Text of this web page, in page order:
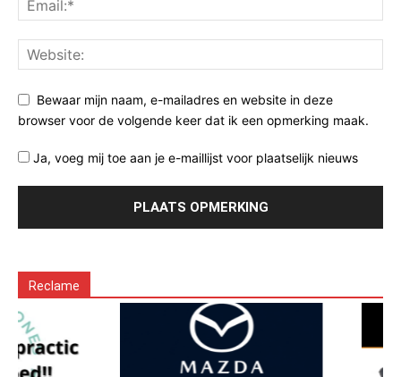
Bewaar mijn naam, e-mailadres en website in deze
browser voor de volgende keer dat ik een opmerking maak.
Ja, voeg mij toe aan je e-maillijst voor plaatselijk nieuws
Reclame